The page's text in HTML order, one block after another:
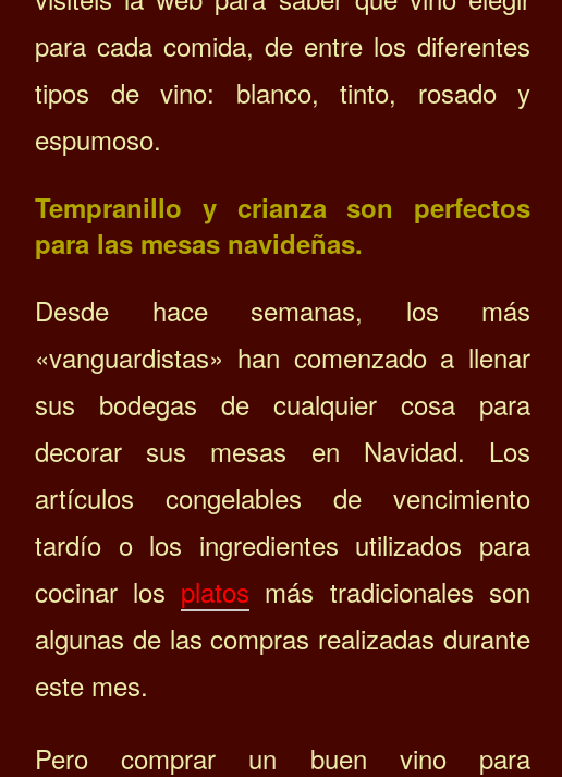
para cada comida, de entre los diferentes
tipos de vino: blanco, tinto, rosado y
espumoso.
Tempranillo y crianza son perfectos
para las mesas navideñas.
Desde hace semanas, los más
«vanguardistas» han comenzado a llenar
sus bodegas de cualquier cosa para
decorar sus mesas en Navidad. Los
artículos congelables de vencimiento
tardío o los ingredientes utilizados para
cocinar los platos más tradicionales son
algunas de las compras realizadas durante
este mes.
Pero comprar un buen vino para